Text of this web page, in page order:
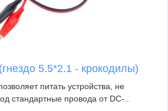
5.5*2.1 - крокодилы)
питать устройства, не
стандартные провода от DC-..